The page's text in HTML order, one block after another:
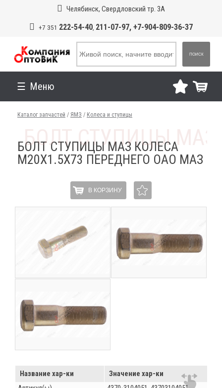
Челябинск, Свердловский тр. 3А
+7 351 222-54-40, 211-07-97, +7-904-809-36-37
ПОИСК
Меню
Каталог запчастей / ЯМЗ / Колеса и ступицы
БОЛТ СТУПИЦЫ МАЗ КОЛЕСА
М20Х1.5Х73 ПЕРЕДНЕГО ОАО МАЗ
В КОРЗИНУ
Название хар-ки
Значение хар-ки